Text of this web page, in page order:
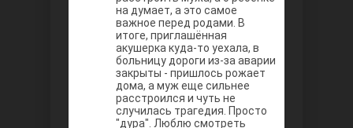
на думает, а это самое
важное перед родами. В
итоге, приглашённая
акушерка куда-то уехала, в
больницу дороги из-за аварии
закрыты - пришлось рожает
дома, а муж еще сильнее
расстроился и чуть не
случилась трагедия. Просто
"дура". Люблю смотреть